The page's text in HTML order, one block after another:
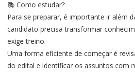
📚 Como estudar?
Para se preparar, é importante ir além
candidato precisa transformar
exige treino.
Uma forma eficiente de começar é
do edital e identificar os assuntos com